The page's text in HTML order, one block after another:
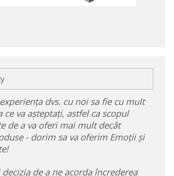
dvs. cu noi sa fie cu mult
ce va așteptați, astfel ca scopul
de a va oferi mai mult decât
- dorim sa va oferim Emoții și
de a ne acorda încrederea